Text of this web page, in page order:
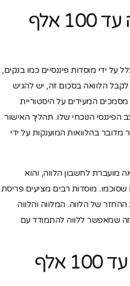
כיצד פועלת הלוואה עד 100 אלף
בדרך כלל על ידי מוסדות פיננסיים כמו בנקים,
הלוואה בסכום זה, יש להגיש
המעידים על היסטוריית
הנוכחי שלו. תהליך האישור
בהלוואות המוענקות על ידי
לחשבון הלווה, והוא
מוסדות רבים מציעים פריסת
של הלווה. המלווה והלווה
שמאפשר ללווה להתמודד עם
יתרונות של הלוואה עד 100 אלף